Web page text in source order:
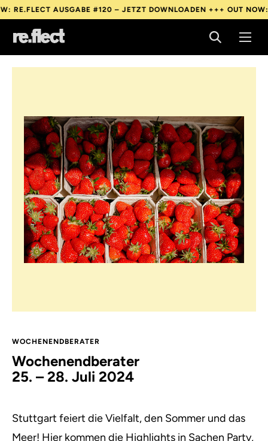
AUSGABE #120 – JETZT DOWNLOADEN +++OUT NOW:
AUSGABE #120 – JETZT DOWNLOADEN +++
WOCHENENDBERATER
Wochenendberater
25. – 28. Juli 2024
Stuttgart feiert die Vielfalt, den Sommer und das
Meer! Hier kommen die Highlights in Sachen Party,